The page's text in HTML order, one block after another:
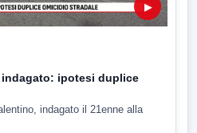
▶
indagato: ipotesi duplice
indagato il 21enne alla